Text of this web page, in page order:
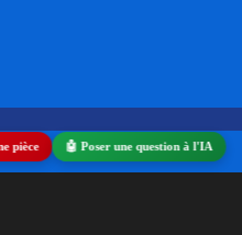
pièce 🤖 Poser une question à l'IA